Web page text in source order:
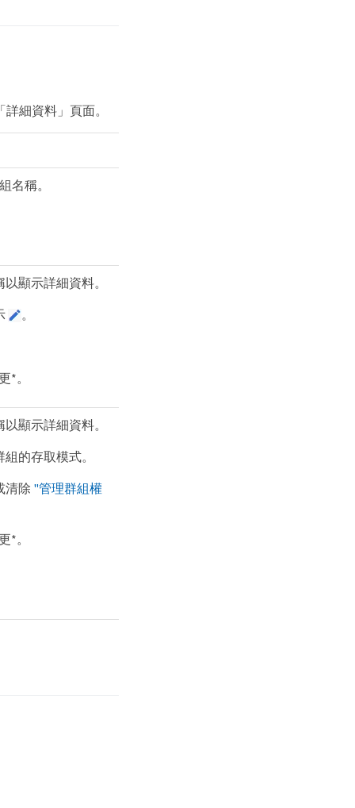
細資料」頁面。
名稱。
顯示詳細資料。
。
*。
顯示詳細資料。
的存取模式。
清除 "管理群組權
*。